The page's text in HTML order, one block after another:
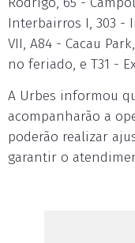
Interbairros I, 303 -
VII, A84 - Cacau
no feriado, e T31 -
A Urbes informou
acompanharão a
poderão realizar
garantir o